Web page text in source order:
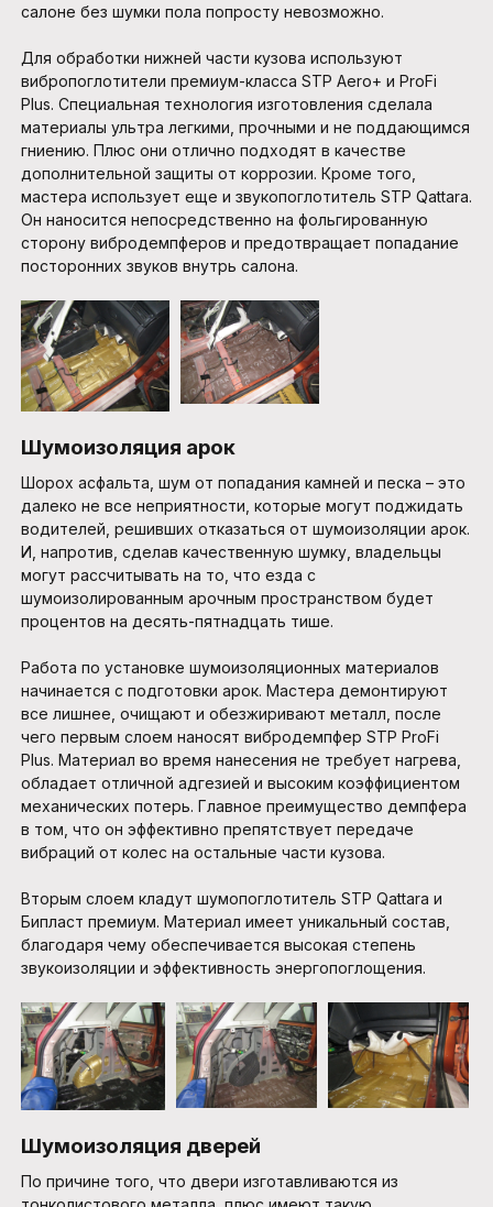
салоне без шумки пола попросту невозможно.
Для обработки нижней части кузова используют
вибропоглотители премиум-класса STP Aero+ и ProFi
Plus. Специальная технология изготовления сделала
материалы ультра легкими, прочными и не поддающимся
гниению. Плюс они отлично подходят в качестве
дополнительной защиты от коррозии. Кроме того,
мастера использует еще и звукопоглотитель STP Qattara.
Он наносится непосредственно на фольгированную
сторону вибродемпферов и предотвращает попадание
посторонних звуков внутрь салона.
Шумоизоляция арок
Шорох асфальта, шум от попадания камней и песка – это
далеко не все неприятности, которые могут поджидать
водителей, решивших отказаться от шумоизоляции арок.
И, напротив, сделав качественную шумку, владельцы
могут рассчитывать на то, что езда с
шумоизолированным арочным пространством будет
процентов на десять-пятнадцать тише.
Работа по установке шумоизоляционных материалов
начинается с подготовки арок. Мастера демонтируют
все лишнее, очищают и обезжиривают металл, после
чего первым слоем наносят вибродемпфер STP ProFi
Plus. Материал во время нанесения не требует нагрева,
обладает отличной адгезией и высоким коэффициентом
механических потерь. Главное преимущество демпфера
в том, что он эффективно препятствует передаче
вибраций от колес на остальные части кузова.
Вторым слоем кладут шумопоглотитель STP Qattara и
Бипласт премиум. Материал имеет уникальный состав,
благодаря чему обеспечивается высокая степень
звукоизоляции и эффективность энергопоглощения.
Шумоизоляция дверей
По причине того, что двери изготавливаются из